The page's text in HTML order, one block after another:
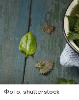
Фото: shutterstock
Опасность же
содержит
которая может